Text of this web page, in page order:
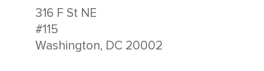
316 F St NE
#115
Washington, DC 20002